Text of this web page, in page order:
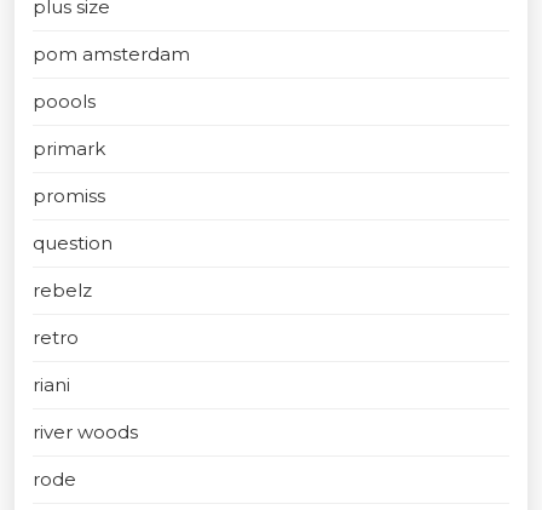
plus size
pom amsterdam
poools
primark
promiss
question
rebelz
retro
riani
river woods
rode